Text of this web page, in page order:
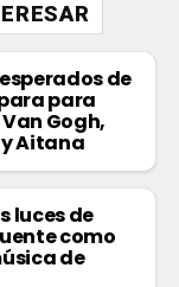
de
para
Gogh,
Aitana
luces de
como
de